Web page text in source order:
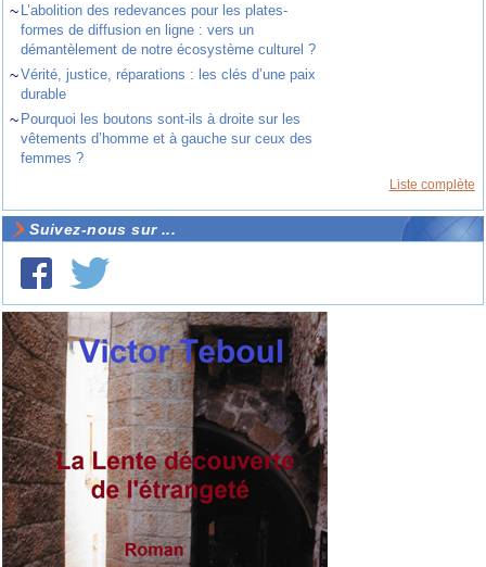
~ L’abolition des redevances pour les plates-
formes de diffusion en ligne : vers un
démantèlement de notre écosystème culturel ?
~Vérité, justice, réparations : les clés d’une paix
durable
~ Pourquoi les boutons sont-ils à droite sur les
vêtements d’homme et à gauche sur ceux des
femmes ?
Liste complète
Suivez-nous sur ...